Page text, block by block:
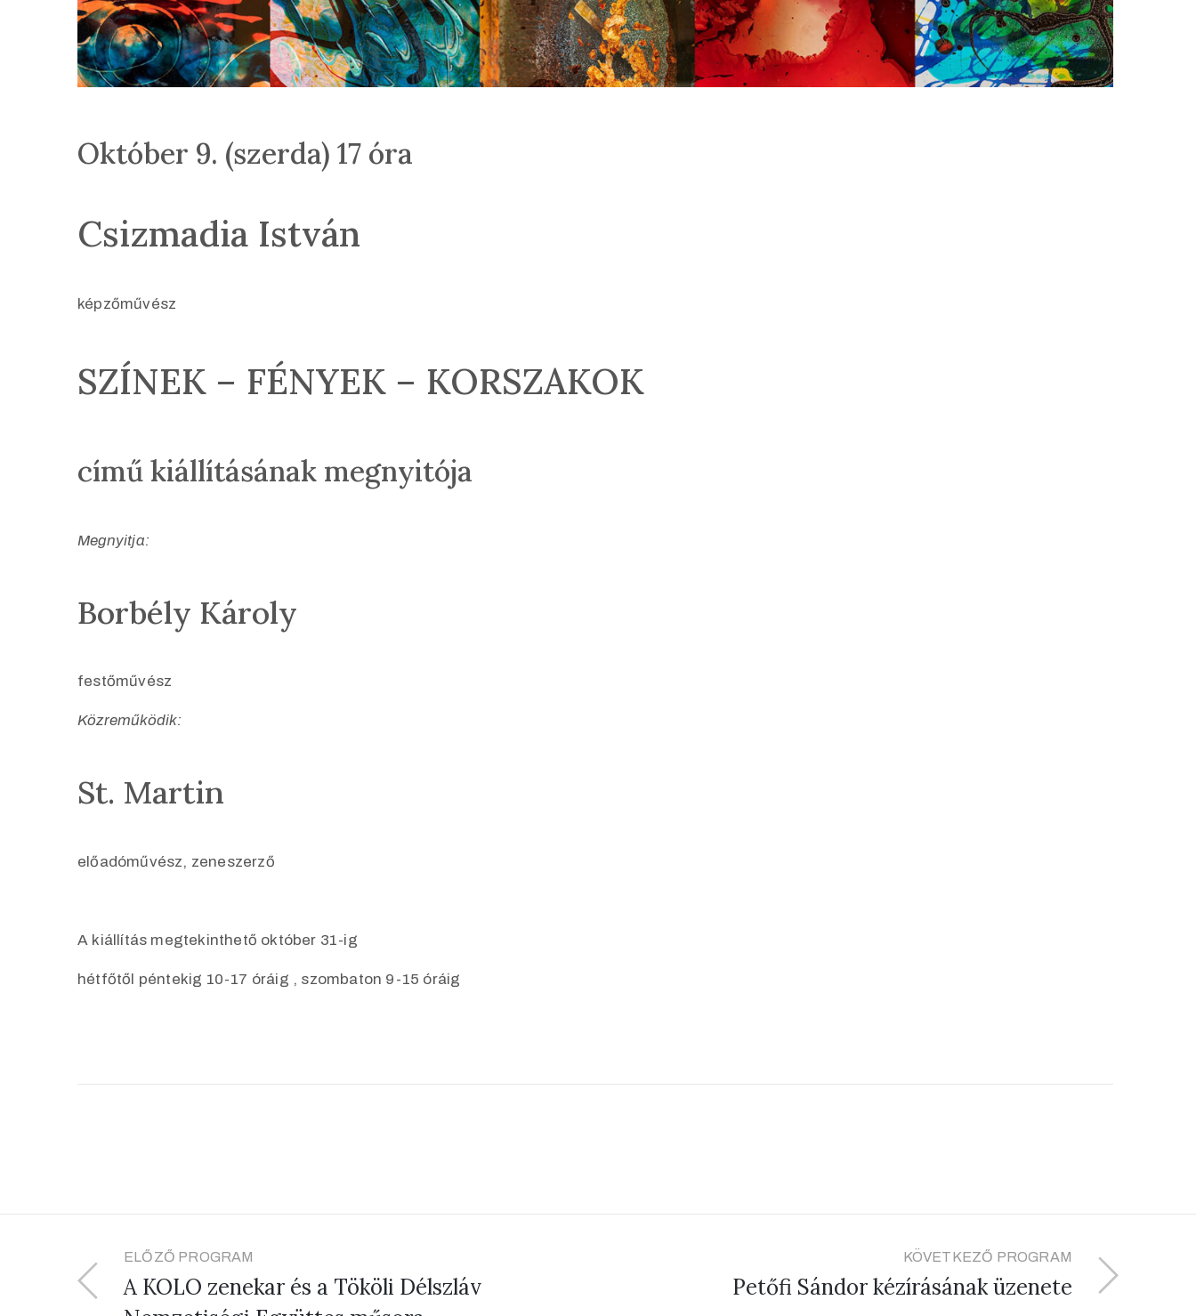
Október 9. (szerda) 17 óra
Csizmadia István
képzőművész
SZÍNEK – FÉNYEK – KORSZAKOK
című kiállításának megnyitója
Megnyitja:
Borbély Károly
festőművész
Közreműködik:
St. Martin
előadóművész, zeneszerző
A kiállítás megtekinthető október 31-ig
hétfőtől péntekig 10-17 óráig , szombaton 9-15 óráig
ELŐZŐ PROGRAM
A KOLO zenekar és a Tököli Délszláv
KÖVETKEZŐ PROGRAM
Petőfi Sándor kézírásának üzenete